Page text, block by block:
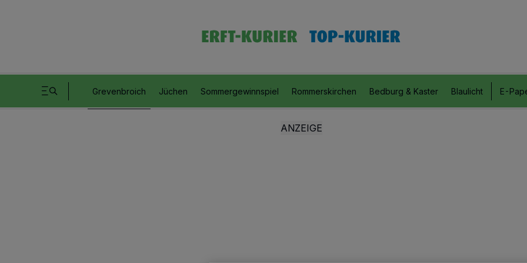
Grevenbroich Jüchen Sommergewinnspiel Rommerskirchen Bedburg & Kaster Blaulicht E-